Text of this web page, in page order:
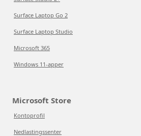
Surface Laptop Go 2
Surface Laptop Studio
Microsoft 365
Windows 11-apper
Microsoft Store
Kontoprofil
Nedlastingssenter